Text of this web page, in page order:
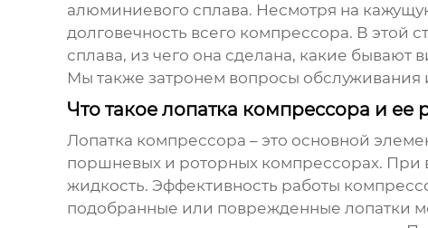
алюминиевого сплава. Несмотря на
долговечность всего компрессора. В этой
сплава, из чего она сделана, какие бывают
Мы также затронем вопросы обслуживания
Что такое лопатка компрессора и ее
Лопатка компрессора – это основной
поршневых и роторных компрессорах. При
жидкость. Эффективность работы
подобранные или поврежденные лопатки